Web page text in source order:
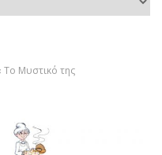
Το Μυστικό της